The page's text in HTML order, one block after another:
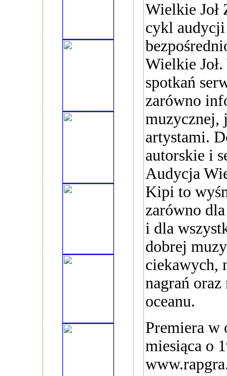
Wielkie
cykl
Wielkie
spotkań
zarówno
muzycznej,
artystami.
autorskie i
Audycja
Kipi to
zarówno
i dla
dobrej
ciekawych,
nagrań
oceanu.
Premiera w
miesiąca o